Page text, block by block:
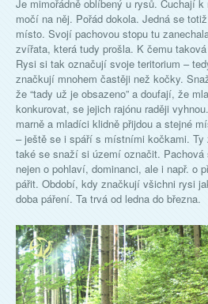
Je mimořádně oblíbený u rysů. Čuchají
močí na něj. Pořád dokola. Jedná se
místo. Svojí pachovou stopu tu
zvířata, která tudy prošla. K čemu
Rysi si tak označují svoje teritorium –
značkují mnohem častěji než kočky.
že “tady už je obsazeno” a doufají, že
konkurovat, se jejich rajónu raději
marně a mladíci klidně přijdou a stejné
– ještě se i spáří s místními kočkami.
také se snaží si území označit. Pachová
nejen o pohlaví, dominanci, ale i např. o
pářit. Období, kdy značkují všichni rysi
doba páření. Ta trvá od ledna do března.